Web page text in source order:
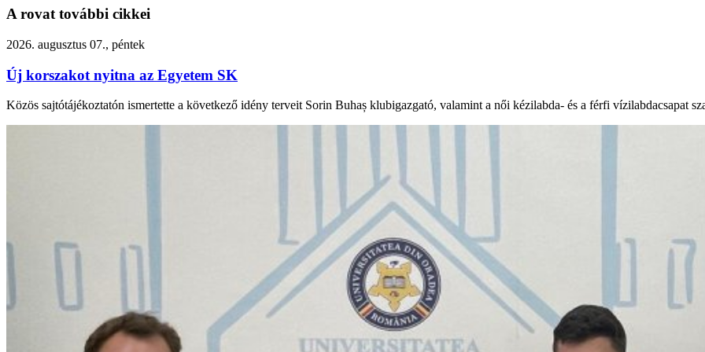
A rovat további cikkei
2026. augusztus 07., péntek
Új korszakot nyitna az Egyetem SK
Közös sajtótájékoztatón ismertette a következő idény terveit Sorin Buhaș klubigazgató, valamint a női kézilabda- és a férfi vízilabdacsapat